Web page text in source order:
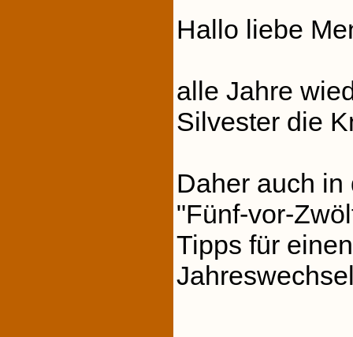
Hallo liebe
alle Jahre
Silvester die
Daher auch
"Fünf-vor-
Tipps für